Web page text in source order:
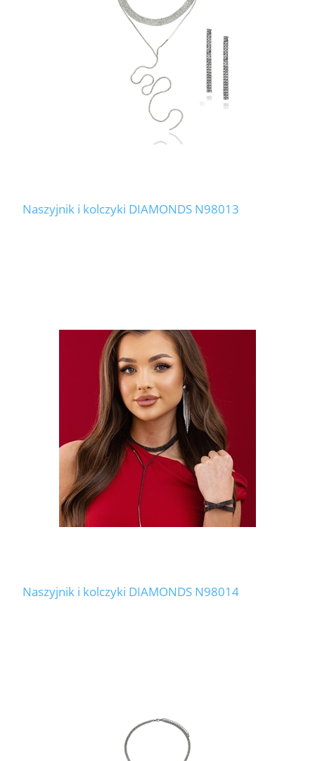
Naszyjnik i kolczyki DIAMONDS N98013
Naszyjnik i kolczyki DIAMONDS N98014